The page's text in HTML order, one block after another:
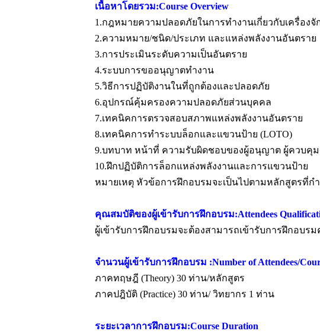
เนื้อหาโดยรวม:Course Overview
1.กฎหมายความปลอดภัยในการทำงานเกี่ยวกับเครื่องจั
2.ความหมาย/ชนิด/ประเภท และแหล่งพลังงานอันตราย
3.การประเมินระดับความเป็นอันตราย
4.ระบบการขออนุญาตทำงาน
5.วิธีการปฏิบัติงานในที่ถูกต้องและปลอดภัย
6.อุปกรณ์คุ้มครองความปลอดภัยส่วนบุคคล
7.เทคนิคการตรวจสอบสภาพแหล่งพลังงานอันตราย
8.เทคนิคการทำระบบล็อกและแขวนป้าย (LOTO)
9.บทบาท หน้าที่ ความรับผิดชอบของผู้อนุญาต ผู้ควบคุ
10.ฝึกปฏิบัติการล็อกแหล่งพลังงานและการแขวนป้าย
หมายเหตุ หัวข้อการฝึกอบรมจะเป็นไปตามหลักสูตรที่ก
คุณสมบัติของผู้เข้ารับการฝึกอบรม:Attendees
ผู้เข้ารับการฝึกอบรมจะต้องสามารถเข้ารับการฝึกอบ
จำนวนผู้เข้ารับการฝึกอบรม :Number of Attendees/
ภาคทฤษฎี (Theory) 30 ท่าน/หลักสูตร
ภาคปฎิบัติ (Practice) 30 ท่าน/ วิทยากร 1 ท่าน
ระยะเวลาการฝึกอบรม:Course Duration